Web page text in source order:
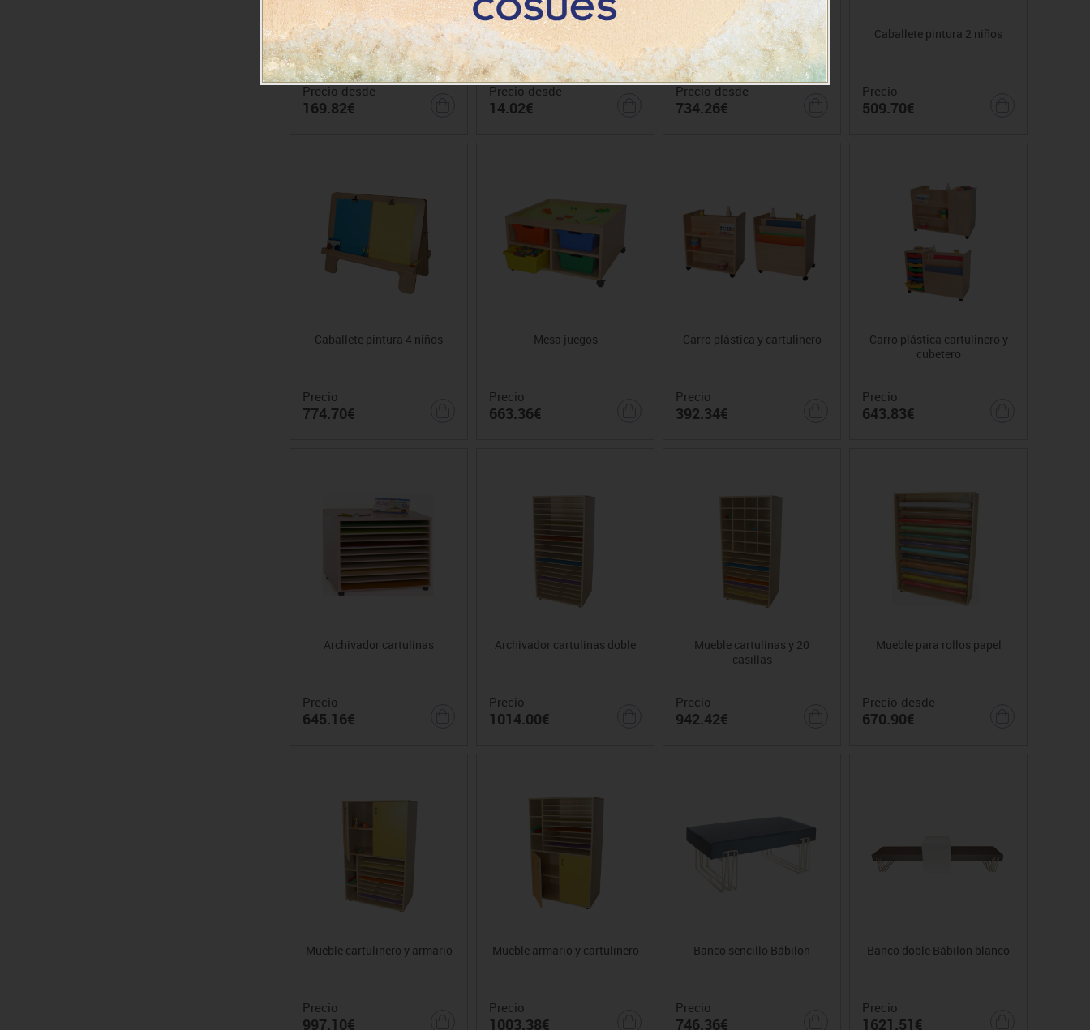
Lateral decorativo escenarios
Precio desde
169.82€
Embellecedor patas, paneles
y barandillas
Precio desde
14.02€
Mesa multiactividad
Precio desde
734.26€
Caballete pintura 2 niños
Precio
509.70€
Caballete pintura 4 niños
Precio
774.70€
Mesa juegos
Precio
663.36€
Carro plástica y cartulinero
Precio
392.34€
Carro plástica cartulinero y
cubetero
Precio
643.83€
Archivador cartulinas
Precio
645.16€
Archivador cartulinas doble
Precio
1014.00€
Mueble cartulinas y 20
casillas
Precio
942.42€
Mueble para rollos papel
Precio desde
670.90€
Mueble cartulinero y armario
Precio
997.10€
Mueble armario y cartulinero
Precio
1003.38€
Banco sencillo Bábilon
Precio
746.36€
Banco doble Bábilon blanco
Precio
1621.51€